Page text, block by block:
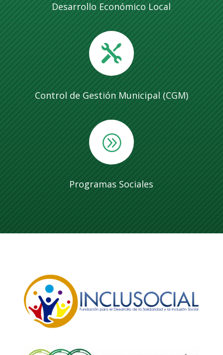
Desarrollo Económico Local

Control de Gestión Municipal (CGM)
A
Programas Sociales